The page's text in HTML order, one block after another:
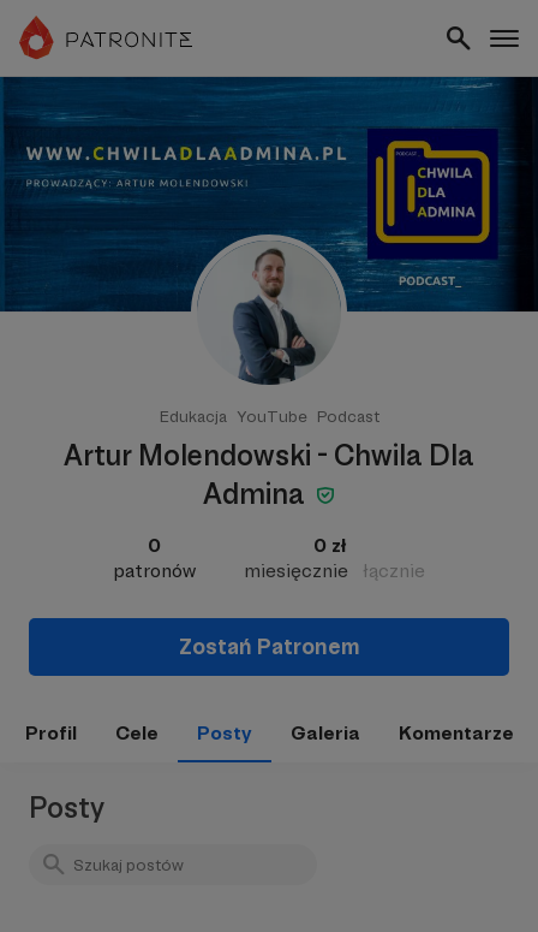
Edukacja YouTube Podcast
Artur Molendowski - Chwila Dla
Admina
0
patronów
0 zł
miesięcznie
łącznie
Zostań Patronem
Profil Cele Posty Galeria Komentarze
Posty